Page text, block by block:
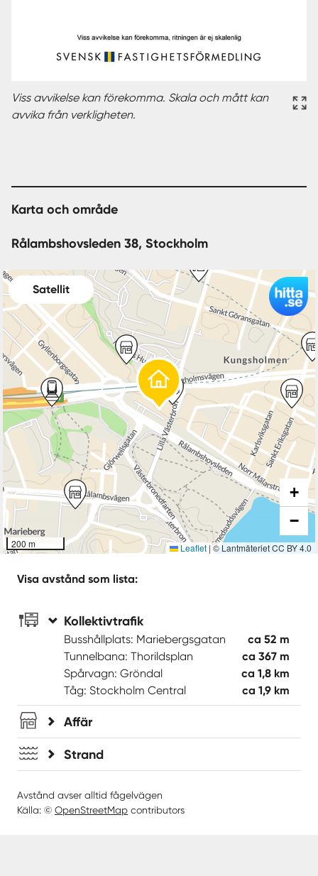
Viss avvikelse kan förekomma. Skala och mått kan
avvika från verkligheten.
Karta och område
Rålambshovsleden 38, Stockholm
Satellit
200 m
+
−
Leaflet |© Lantmäteriet CC BY 4.0
Visa avstånd som lista:
Kollektivtrafik
Busshållplats: Mariebergsgatan
ca 52 m
Tunnelbana: Thorildsplan
ca 367 m
Spårvagn: Gröndal
ca 1,8 km
Tåg: Stockholm Central
ca 1,9 km
Affär
Strand
Avstånd avser alltid fågelvägen
Källa: © OpenStreetMap contributors